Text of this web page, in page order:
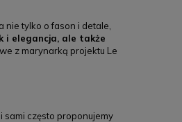
nie tylko o fason i detale,
i elegancja, ale także
z marynarką projektu Le
sami często proponujemy